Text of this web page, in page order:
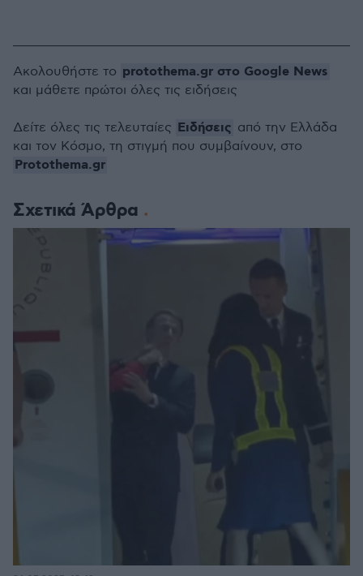
Σχετικά Άρθρα
Ακολουθήστε το protothema.gr στο Google News
και μάθετε πρώτοι όλες τις ειδήσεις
Δείτε όλες τις τελευταίες Ειδήσεις από την Ελλάδα
και τον Κόσμο, τη στιγμή που συμβαίνουν, στο
Protothema.gr